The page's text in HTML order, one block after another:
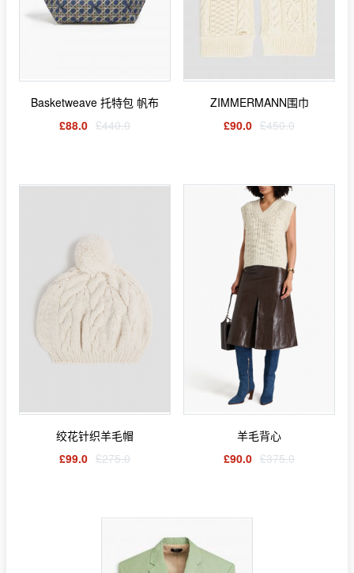
Basketweave 托特包 帆布
£88.0 £440.0
ZIMMERMANN围巾
£90.0 £450.0
绞花针织羊毛帽
£99.0 £275.0
羊毛背心
£90.0 £375.0